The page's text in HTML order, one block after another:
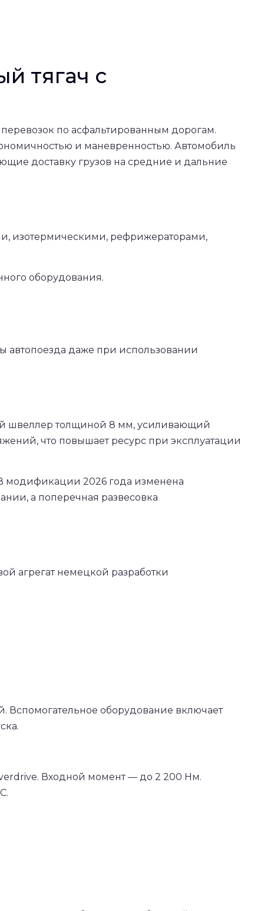
тягач с
по асфальтированным дорогам.
и маневренностью. Автомобиль
доставку грузов на средние и дальние
изотермическими, рефрижераторами,
оборудования.
автопоезда даже при использовании
швеллер толщиной 8 мм, усиливающий
что повышает ресурс при эксплуатации
модификации 2026 года изменена
а поперечная развесовка
агрегат немецкой разработки
Вспомогательное оборудование включает
Входной момент — до 2 200 Нм.